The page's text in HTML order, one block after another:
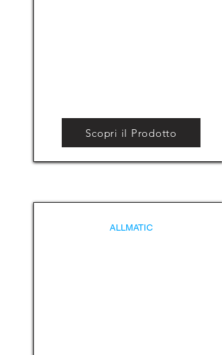
Scopri il Prodotto
ALLMATIC